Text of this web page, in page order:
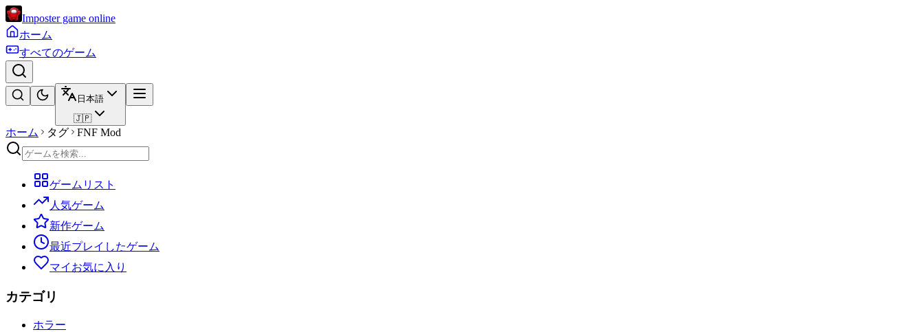
Imposter game online
ホーム
すべてのゲーム
日本語
🇯🇵
ホーム タグ FNF Mod
ゲームリスト
人気ゲーム
新作ゲーム
最近プレイしたゲーム
マイお気に入り
カテゴリ
ホラー